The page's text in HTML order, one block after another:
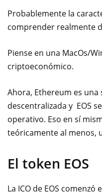
Probablemente la
comprender realmente
Piense en una MacOs/
criptoeconómico.
Ahora, Ethereum es
descentralizada y EOS
operativo. Eso en sí
teóricamente al menos,
El token EOS
La ICO de EOS